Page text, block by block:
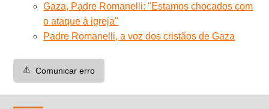
Gaza, Padre Romanelli: "Estamos chocados com
o ataque à igreja"
Padre Romanelli, a voz dos cristãos de Gaza
⚠️ Comunicar erro